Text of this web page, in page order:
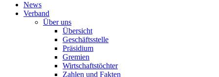
News
Verband
Über uns
Übersicht
Geschäftsstelle
Präsidium
Gremien
Wirtschaftstöchter
Zahlen und Fakten